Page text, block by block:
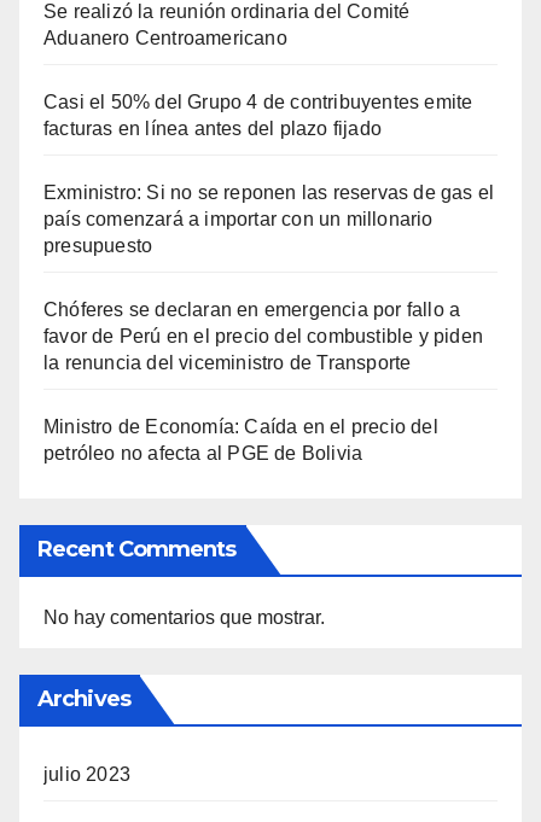
Se realizó la reunión ordinaria del Comité
Aduanero Centroamericano
Casi el 50% del Grupo 4 de contribuyentes emite
facturas en línea antes del plazo fijado
Exministro: Si no se reponen las reservas de gas el
país comenzará a importar con un millonario
presupuesto
Chóferes se declaran en emergencia por fallo a
favor de Perú en el precio del combustible y piden
la renuncia del viceministro de Transporte
Ministro de Economía: Caída en el precio del
petróleo no afecta al PGE de Bolivia
Recent Comments
No hay comentarios que mostrar.
Archives
julio 2023